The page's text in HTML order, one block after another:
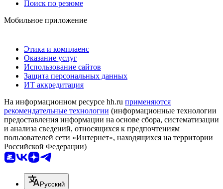
Поиск по резюме
Мобильное приложение
Этика и комплаенс
Оказание услуг
Использование сайтов
Защита персональных данных
ИТ аккредитация
На информационном ресурсе hh.ru применяются
рекомендательные технологии (информационные технологии
предоставления информации на основе сбора, систематизации
и анализа сведений, относящихся к предпочтениям
пользователей сети «Интернет», находящихся на территории
Российской Федерации)
Русский